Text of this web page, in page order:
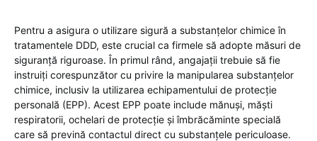
Pentru a asigura o utilizare sigură a substanțelor chimice în
tratamentele DDD, este crucial ca firmele să adopte măsuri de
siguranță riguroase. În primul rând, angajații trebuie să fie
instruiți corespunzător cu privire la manipularea substanțelor
chimice, inclusiv la utilizarea echipamentului de protecție
personală (EPP). Acest EPP poate include mănuși, măști
respiratorii, ochelari de protecție și îmbrăcăminte specială
care să prevină contactul direct cu substanțele periculoase.